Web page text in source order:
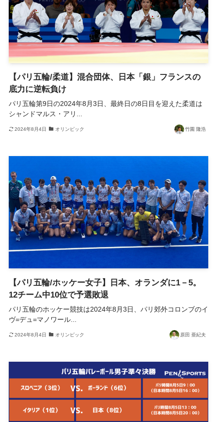
【パリ五輪/柔道】混合団体、日本「銀」フランスの
底力に逆転負け
パリ五輪第9日の2024年8月3日、最終日の8日目を迎えた柔道は
シャンドマルス・アリ...
2024年8月4日 オリンピック 竹園 隆浩
【パリ五輪/ホッケー女子】日本、オランダに1－5。
12チーム中10位で予選敗退
パリ五輪のホッケー競技は2024年8月3日、パリ郊外コロンブのイ
ヴ=デュ=マノワール...
2024年8月4日 オリンピック 原田 亜紀夫